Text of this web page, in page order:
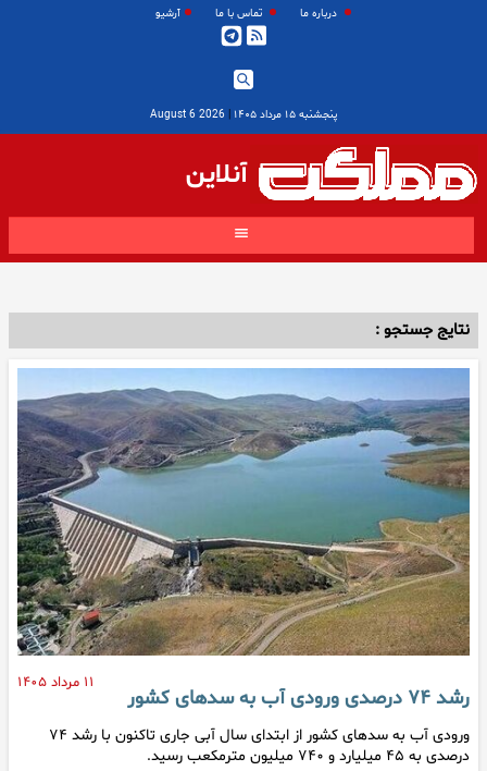
درباره ما تماس با ما آرشیو
پنجشنبه ۱۵ مرداد ۱۴۰۵ |
2026 August 6
آنلاین
نتایج جستجو :
۱۱ مرداد ۱۴۰۵
رشد ۷۴ درصدی ورودی آب به سدهای کشور
ورودی آب به سدهای کشور از ابتدای سال آبی جاری تاکنون با رشد ۷۴
درصدی به ۴۵ میلیارد و ۷۴۰ میلیون مترمکعب رسید.